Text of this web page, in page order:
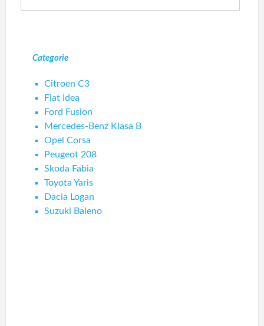
Categorie
Citroen C3
Fiat Idea
Ford Fusion
Mercedes-Benz Klasa B
Opel Corsa
Peugeot 208
Skoda Fabia
Toyota Yaris
Dacia Logan
Suzuki Baleno